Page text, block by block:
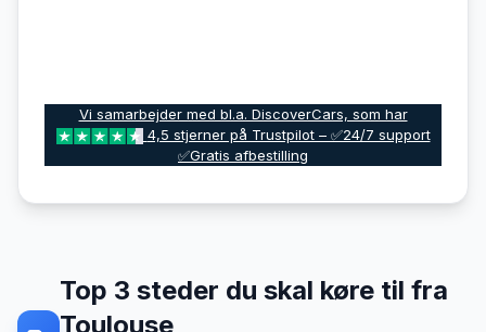
Vi samarbejder med bl.a. DiscoverCars, som har
4,5 stjerner på Trustpilot – ✅24/7 support
✅Gratis afbestilling
Top 3 steder du skal køre til fra
Toulouse